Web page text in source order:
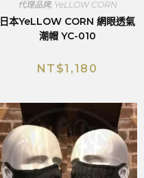
代理品牌, YeLLOW CORN
日本YeLLOW CORN 網眼透氣
潮帽 YC-010
NT$1,180